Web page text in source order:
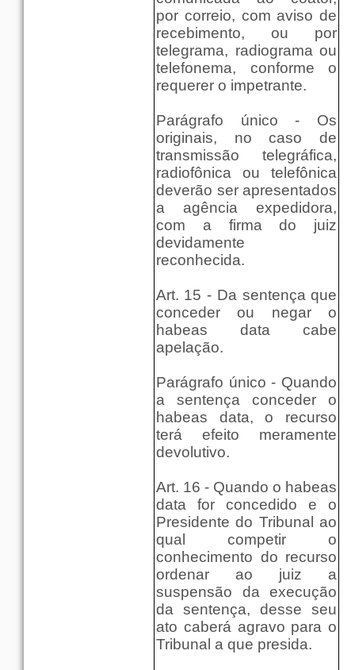
por correio, com aviso de
recebimento, ou por
telegrama, radiograma ou
telefonema, conforme o
requerer o impetrante.
Parágrafo único - Os
originais, no caso de
transmissão telegráfica,
radiofônica ou telefônica
deverão ser apresentados
a agência expedidora,
com a firma do juiz
devidamente
reconhecida.
Art. 15 - Da sentença que
conceder ou negar o
habeas data cabe
apelação.
Parágrafo único - Quando
a sentença conceder o
habeas data, o recurso
terá efeito meramente
devolutivo.
Art. 16 - Quando o habeas
data for concedido e o
Presidente do Tribunal ao
qual competir o
conhecimento do recurso
ordenar ao juiz a
suspensão da execução
da sentença, desse seu
ato caberá agravo para o
Tribunal a que presida.